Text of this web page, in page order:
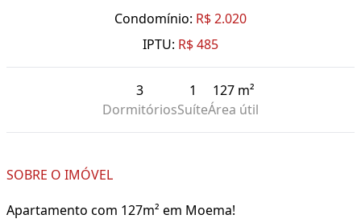
Condomínio: R$ 2.020
IPTU: R$ 485
3
Dormitórios
1
Suíte
127 m²
Área útil
SOBRE O IMÓVEL
Apartamento com 127m² em Moema!